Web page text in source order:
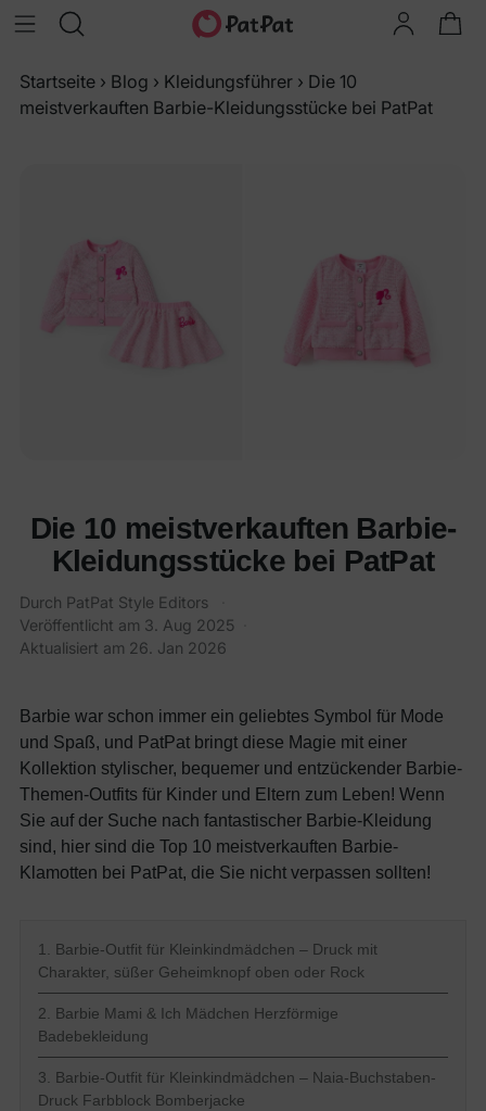
Startseite › Blog › Kleidungsführer › Die 10
meistverkauften Barbie-Kleidungsstücke bei PatPat
Die 10 meistverkauften Barbie-
Kleidungsstücke bei PatPat
Durch PatPat Style Editors
Veröffentlicht am 3. Aug 2025
Aktualisiert am 26. Jan 2026
Barbie war schon immer ein geliebtes Symbol für Mode
und Spaß, und PatPat bringt diese Magie mit einer
Kollektion stylischer, bequemer und entzückender Barbie-
Themen-Outfits für Kinder und Eltern zum Leben! Wenn
Sie auf der Suche nach fantastischer Barbie-Kleidung
sind, hier sind die Top 10 meistverkauften Barbie-
Klamotten bei PatPat, die Sie nicht verpassen sollten!
1. Barbie-Outfit für Kleinkindmädchen – Druck mit
Charakter, süßer Geheimknopf oben oder Rock
2. Barbie Mami & Ich Mädchen Herzförmige
Badebekleidung
3. Barbie-Outfit für Kleinkindmädchen – Naia-Buchstaben-
Druck Farbblock Bomberjacke